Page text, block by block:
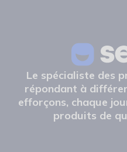
Le spécialiste des
répondant à
efforçons, chaque
produits de